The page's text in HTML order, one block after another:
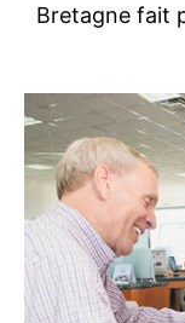
Bretagne fait